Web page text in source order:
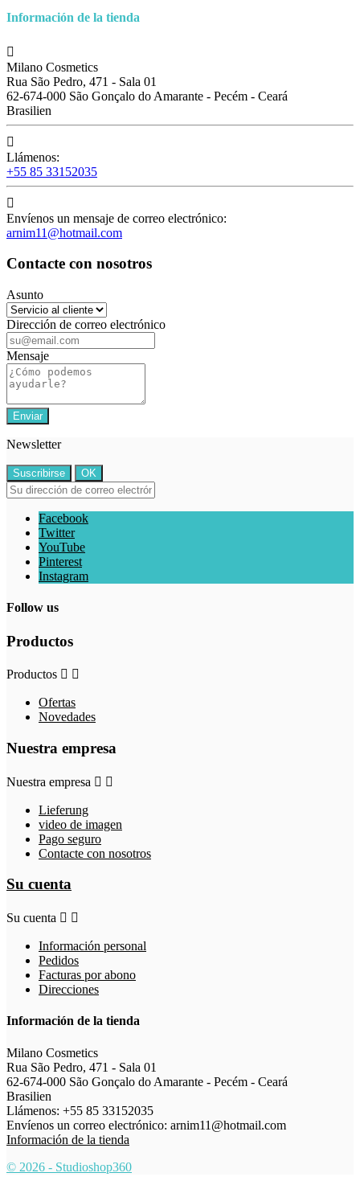
Información de la tienda

Milano Cosmetics
Rua São Pedro, 471 - Sala 01
62-674-000 São Gonçalo do Amarante - Pecém - Ceará
Brasilien

Llámenos:
+55 85 33152035

Envíenos un mensaje de correo electrónico:
arnim11@hotmail.com
Contacte con nosotros
Asunto
Dirección de correo electrónico
Mensaje
Newsletter
Facebook
Twitter
YouTube
Pinterest
Instagram
Follow us
Productos
Productos  
Ofertas
Novedades
Nuestra empresa
Nuestra empresa  
Lieferung
video de imagen
Pago seguro
Contacte con nosotros
Su cuenta
Su cuenta  
Información personal
Pedidos
Facturas por abono
Direcciones
Información de la tienda
Milano Cosmetics
Rua São Pedro, 471 - Sala 01
62-674-000 São Gonçalo do Amarante - Pecém - Ceará
Brasilien
Llámenos: +55 85 33152035
Envíenos un correo electrónico: arnim11@hotmail.com
Información de la tienda
© 2026 - Studioshop360